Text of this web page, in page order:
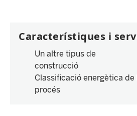
Característiques i
Un altre tipus de
construcció
Classificació energètica de
procés